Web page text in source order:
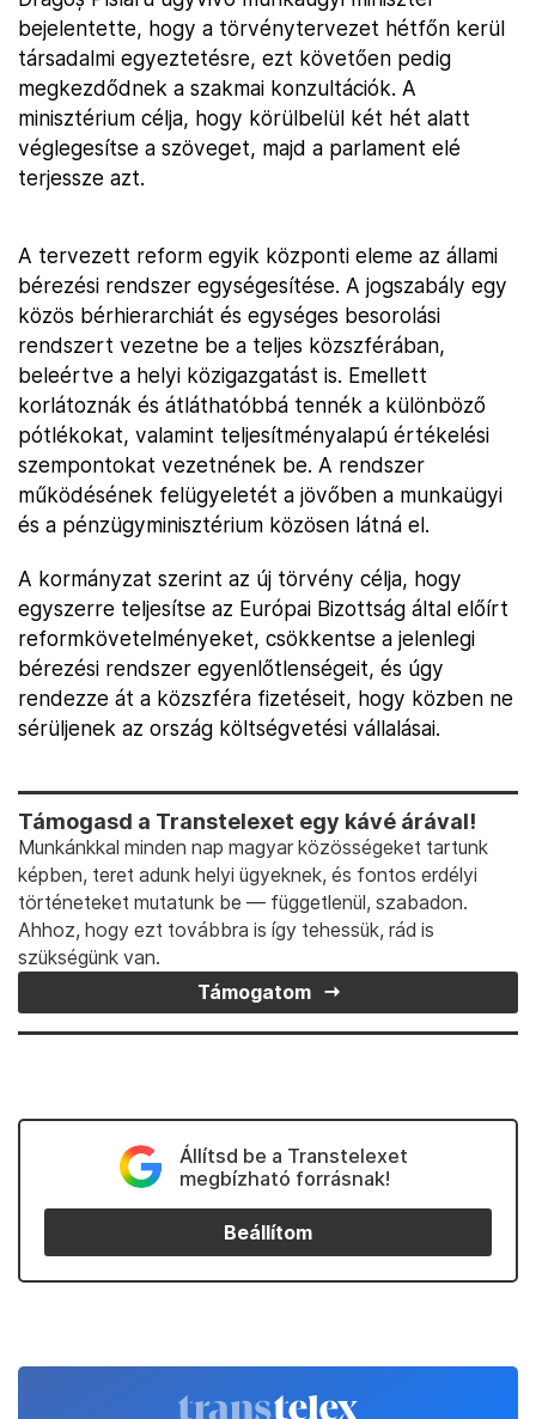
bejelentette, hogy a törvénytervezet hétfőn kerül
társadalmi egyeztetésre, ezt követően pedig
megkezdődnek a szakmai konzultációk. A
minisztérium célja, hogy körülbelül két hét alatt
véglegesítse a szöveget, majd a parlament elé
terjessze azt.
A tervezett reform egyik központi eleme az állami
bérezési rendszer egységesítése. A jogszabály egy
közös bérhierarchiát és egységes besorolási
rendszert vezetne be a teljes közszférában,
beleértve a helyi közigazgatást is. Emellett
korlátoznák és átláthatóbbá tennék a különböző
pótlékokat, valamint teljesítményalapú értékelési
szempontokat vezetnének be. A rendszer
működésének felügyeletét a jövőben a munkaügyi
és a pénzügyminisztérium közösen látná el.
A kormányzat szerint az új törvény célja, hogy
egyszerre teljesítse az Európai Bizottság által előírt
reformkövetelményeket, csökkentse a jelenlegi
bérezési rendszer egyenlőtlenségeit, és úgy
rendezze át a közszféra fizetéseit, hogy közben ne
sérüljenek az ország költségvetési vállalásai.
Támogasd a Transtelexet egy kávé árával!
Munkánkkal minden nap magyar közösségeket tartunk
képben, teret adunk helyi ügyeknek, és fontos erdélyi
történeteket mutatunk be — függetlenül, szabadon.
Ahhoz, hogy ezt továbbra is így tehessük, rád is
szükségünk van.
Támogatom
Állítsd be a Transtelexet
megbízható forrásnak!
Beállítom